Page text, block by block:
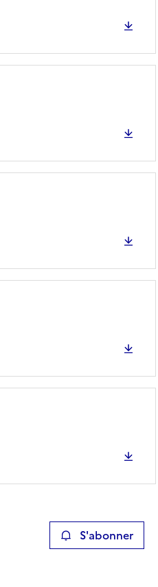
papier S'abonner